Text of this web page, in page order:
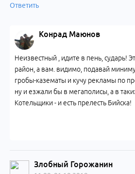
Ответить
Конрад Маюнов
Неизвестный , идите в пень, сударь!
район, а вам. видимо, подавай
гробы-казематы и кучу рекламы по
ну и езжали бы в мегаполисы, а в
Котельщики - и есть прелесть Бийска!
Злобный Горожанин